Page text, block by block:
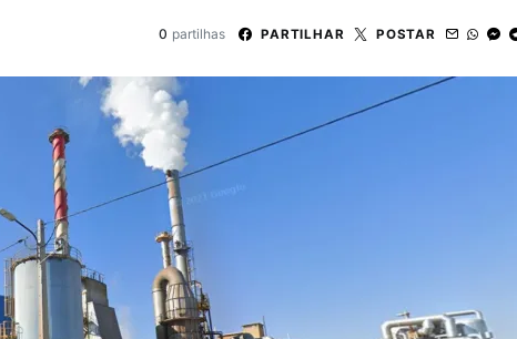
0 partilhas PARTILHAR POSTAR